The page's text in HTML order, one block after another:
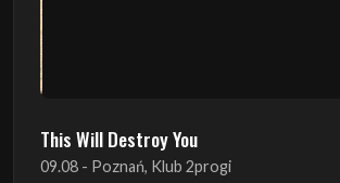
This Will Destroy You
09.08 - Poznań, Klub 2progi
Sound Of The Ages Festival
22.08 - Ćmielów, Zamek Ćmielów